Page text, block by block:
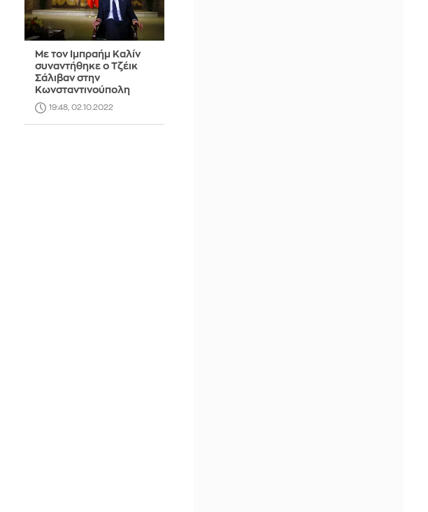
Με τον Ιμπραήμ Καλίν
συναντήθηκε ο Τζέικ
Σάλιβαν στην
Κωνσταντινούπολη
19:48, 02.10.2022